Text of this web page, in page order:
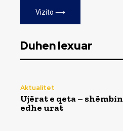
Vizito ⟶
Duhen lexuar
Aktualitet
Ujërat e qeta – shëmbin
edhe urat